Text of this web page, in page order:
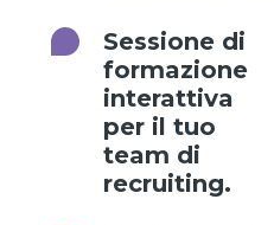
Sessione di
formazione
interattiva
per il tuo
team di
recruiting.